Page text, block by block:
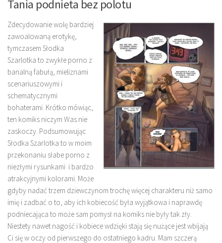
Tania podnieta bez polotu
Zdecydowanie wolę bardziej
zawoalowaną erotykę,
tymczasem Słodka
Szarlotka to zwykłe porno z
banalną fabułą, mieliznami
scenariuszowymi i
schematycznymi
bohaterami. Krótko mówiąc,
ten komiks niczym Was nie
zaskoczy. Podsumowując
Słodka Szarlotka to w moim
przekonaniu słabe porno z
niezłymi rysunkami i bardzo
atrakcyjnymi kolorami. Może
gdyby nadać trzem dziewczynom trochę więcej charakteru niż samo
imię i zadbać o to, aby ich kobiecość była wyjątkowa i naprawdę
podniecająca to może sam pomysł na komiks nie były tak zły.
Niestety nawet nagość i kobiece wdzięki stają się nużące jest wbijają
Ci się w oczy od pierwszego do ostatniego kadru. Mam szczerą